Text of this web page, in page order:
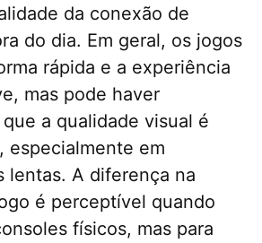
da conexão de
do dia. Em geral, os jogos
rápida e a experiência
mas pode haver
a qualidade visual é
especialmente em
lentas. A diferença na
é perceptível quando
físicos, mas para